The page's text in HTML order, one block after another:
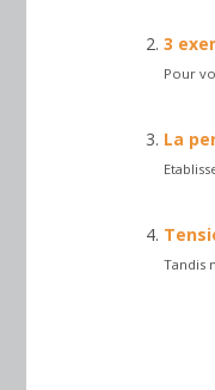
3
Pour
La
Tandis